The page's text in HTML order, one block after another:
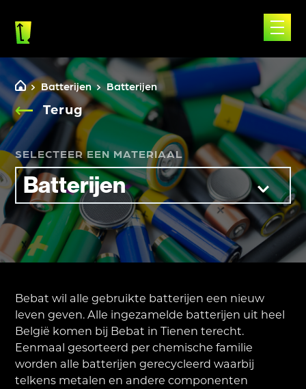
content
Batterijen Batterijen
Terug
SELECTEER EEN MATERIAAL
Bebat wil alle gebruikte batterijen een nieuw
leven geven. Alle ingezamelde batterijen uit heel
België komen bij Bebat in Tienen terecht.
Eenmaal gesorteerd per chemische familie
worden alle batterijen gerecycleerd waarbij
telkens metalen en andere componenten